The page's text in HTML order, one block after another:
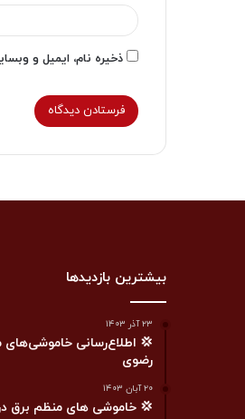
ذخیره نام، ایمیل و
بیشترین بازدیدها
۲۳ آذر ۱۴۰۳
💢 اطلاع‌رسانی
رضوی
۲۰ آبان ۱۴۰۳
💢 خاموشی های منظم برق